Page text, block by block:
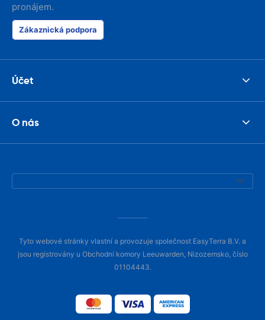
pronájem.
Zákaznická podpora
Účet
O nás
Tyto webové stránky vlastní a provozuje společnost EasyTerra B.V. a
jsou registrovány u Obchodní komory Leeuwarden, Nizozemsko, číslo
01104443.